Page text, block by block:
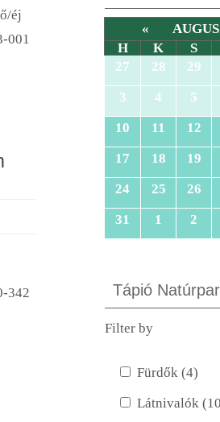
éj
001
342
«
H
K S
27
28 29
3
4 5
10
11 12
17
18 19
24
25 26
31
1 2
Tápió
Filter by
Fürdők (4)
Látnivalók